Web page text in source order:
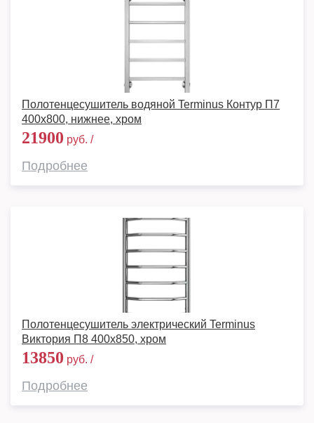
Полотенцесушитель водяной Terminus Контур П7
400х800, нижнее, хром
21900 руб. /
Подробнее
Полотенцесушитель электрический Terminus
Виктория П8 400х850, хром
13850 руб. /
Подробнее